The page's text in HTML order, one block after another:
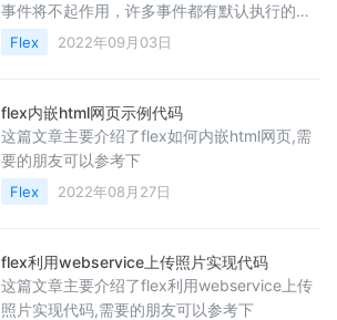
事件将不起作用，许多事件都有默认执行的关
联行为，接下来为大家详细介绍下，感兴趣的
朋友可以参考下哈
Flex 2022年09月03日
flex内嵌html网页示例代码
这篇文章主要介绍了flex如何内嵌html网页,需
要的朋友可以参考下
Flex 2022年08月27日
flex利用webservice上传照片实现代码
这篇文章主要介绍了flex利用webservice上传
照片实现代码,需要的朋友可以参考下